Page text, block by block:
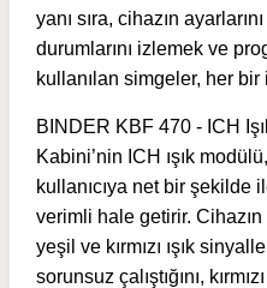
yanı sıra, cihazın
durumlarını izlemek ve
kullanılan simgeler, her bir
BINDER KBF 470 - ICH
Kabini’nin ICH ışık
kullanıcıya net bir şekilde
verimli hale getirir. Cihazın
yeşil ve kırmızı ışık
sorunsuz çalıştığını,